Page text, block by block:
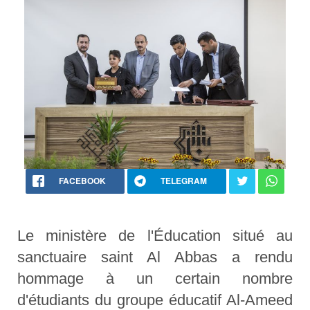
FACEBOOK TELEGRAM
Le ministère de l'Éducation situé au
sanctuaire saint Al Abbas a rendu
hommage à un certain nombre
d'étudiants du groupe éducatif Al-Ameed